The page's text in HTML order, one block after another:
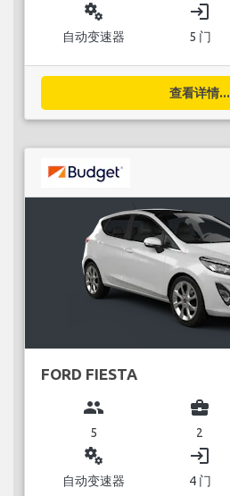
miscellaneous_services
自动变速器
login
5 门
查看详情...
FORD FIESTA
group
5
business_center
2
miscellaneous_services
自动变速器
login
4 门